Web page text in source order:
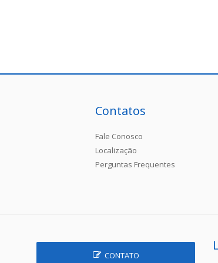
Contatos
Fale Conosco
Localização
Perguntas Frequentes
CONTATO